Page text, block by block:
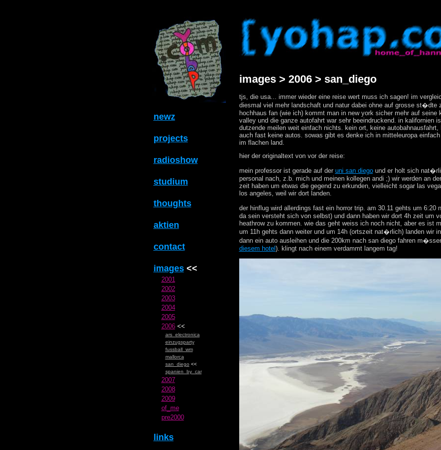
newz
projects
radioshow
studium
thoughts
aktien
contact
images<<
2001
2002
2003
2004
2005
2006<<
ars_electronica
einzugsparty
fussball_wm
mallorca
san_diego <<
spanien_by_car
2007
2008
2009
of_me
pre2000
links
images > 2006 > san_diego
tjs, die usa... immer wieder eine reise wert muss ich sagen! im
diesmal viel mehr landschaft und natur dabei ohne auf grosse st�dte
hochhaus fan (wie ich) kommt man in new york sicher mehr auf seine
valley und die ganze autofahrt war sehr beeindruckend. in kalifornien
dutzende meilen weit einfach nichts. kein ort, keine autobahnausfahrt,
auch fast keine autos. sowas gibt es denke ich in mitteleuropa
im flachen land.
hier der originaltext von vor der reise:
mein professor ist gerade auf der uni san diegound er holt sich
personal nach, z.b. mich und meinen kollegen andi ;) wir werden an
zeit haben um etwas die gegend zu erkunden, vielleicht sogar las
los angeles, weil wir dort landen.
der hinflug wird allerdings fast ein horror trip. am 30.11 gehts um 6:20
da sein versteht sich von selbst) und dann haben wir dort 4h zeit um
heathrow zu kommen. wie das geht weiss ich noch nicht, aber es ist
um 11h gehts dann weiter und um 14h (ortszeit nat�rlich) landen wir
dann ein auto ausleihen und die 200km nach san diego fahren
diesem hotel ). klingt nach einem verdammt langem tag!